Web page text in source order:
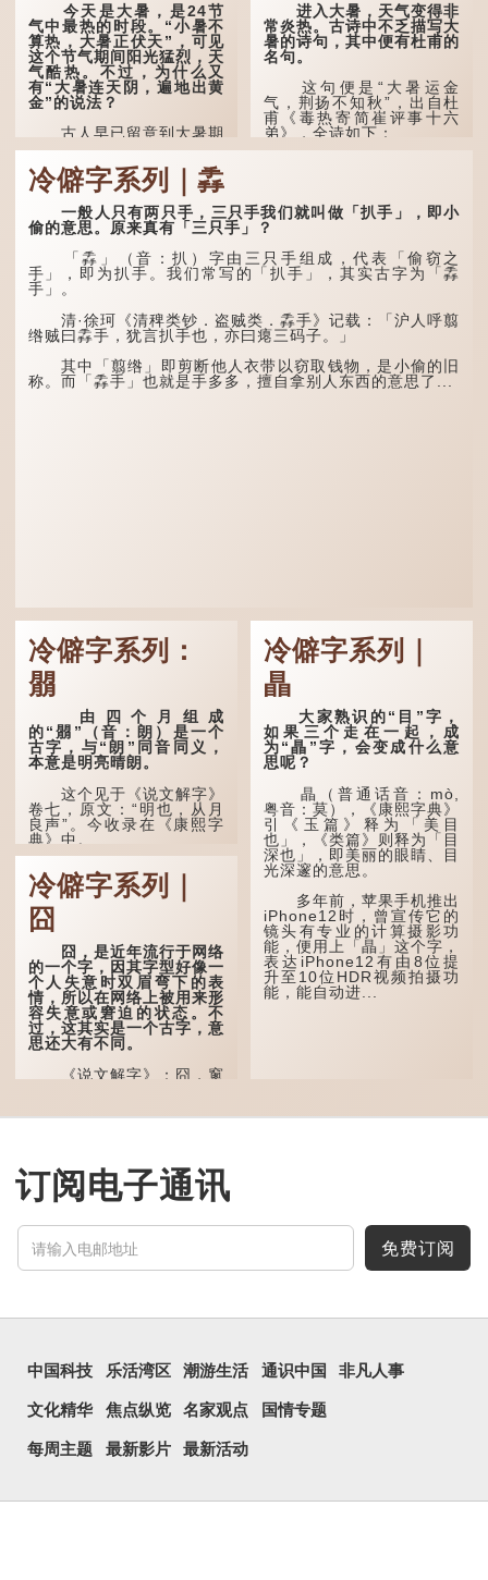
今天是大暑，是24节
气中最热的时段。“小暑不
算热，大暑正伏天”，可见
这个节气期间阳光猛烈，天
气酷热。不过，为什么又
有“大暑连天阴，遍地出黄
金”的说法？
古人早已留意到大暑期
间的气候规律。 《逸周书·
时训解》记载：「大暑之
日，腐草化为萤。又五日，
土润溽暑。又五日，大雨时
行。」意思是说，大暑时节
萤火虫出生，土地湿热，常
有大雨出现。
这段时期的雨水，对农
作物尤其重要。三伏天酷热
难耐，农作物不能缺水。若
连续几天降雨，泥土得以湿
润；雨过天晴后，烈日高
照...
进入大暑，天气变得非
常炎热。古诗中不乏描写大
暑的诗句，其中便有杜甫的
名句。
这句便是“大暑运金
气，荆扬不知秋”，出自杜
甫《毒热寄简崔评事十六
弟》，全诗如下：
林下有塌翼，水中无行
舟。
五行当中“金”对应秋
季，代表凉爽肃杀之
气。“运”是“运行”，描写大
转。
“荆扬”指荆州（湖北）
和扬州（江苏），泛指长江
中下游地区，“...
冷僻字系列｜掱
一般人只有两只手，三只手我们就叫做「扒手」，即小
偷的意思。原来真有「三只手」？
「掱」（音：扒）字由三只手组成，代表「偷窃之
手」，即为扒手。我们常写的「扒手」，其实古字为「掱
手」。
清·徐珂《清稗类钞．盗贼类．掱手》记载：「沪人呼翦
绺贼曰掱手，犹言扒手也，亦曰瘪三码子。」
其中「翦绺」即剪断他人衣带以窃取钱物，是小偷的旧
称。而「掱手」也就是手多多，擅自拿别人东西的意思了...
冷僻字系列：
朤
由四个月组成
的“朤”（音：朗）是一个
古字，与“朗”同音同义，
本意是明亮晴朗。
这个见于《说文解字》
卷七，原文：“明也，从月
良声”。今收录在《康熙字
典》中。
这个字，用法颇多。
“朤朤干坤，舍我其
谁。”干坤是《周易》中的
两个卦名，这里指天地、宇
宙等，形容政治清明，天下
太平！
“天空朤朤，任鸟儿高
飞。”也是指天清气明，鸟
儿可高飞。
“朤朤脆脆”就是形容办
事爽快干脆。我...
冷僻字系列｜
囧
囧，是近年流行于网络
的一个字，因其字型好像一
个人失意时双眉弯下的表
情，所以在网络上被用来形
容失意或窘迫的状态。不
过，这其实是一个古字，意
思还大有不同。
《说文解字》：囧，窻
「囱」一样都是「窗」的象
示在囧地种黍。
这个古字十分少用，直
行表情符号，这个字也被网
民当做表情符号来用。
囧字的「八」像一对委
冷僻字系列｜
瞐
大家熟识的“目”字，
如果三个走在一起，成
为“瞐”字，会变成什么意
思呢？
瞐（普通话音：mò,
粤音：莫），《康熙字典》
引《玉篇》释为「美目
也」，《类篇》则释为「目
深也」，即美丽的眼睛、目
光深邃的意思。
多年前，苹果手机推出
iPhone12时，曾宣传它的
镜头有专业的计算摄影功
能，便用上「瞐」这个字，
表达iPhone12有由8位提
升至10位HDR视频拍摄功
能，能自动进...
订阅电子通讯
免费订阅
中国科技 乐活湾区 潮游生活 通识中国 非凡人事
文化精华 焦点纵览 名家观点 国情专题
每周主题 最新影片 最新活动